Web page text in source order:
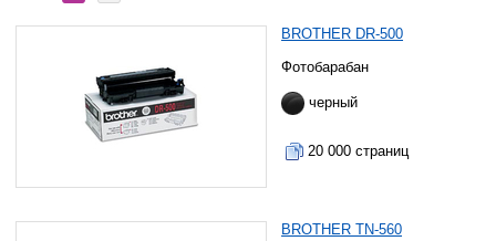
BROTHER DR-500
Фотобарабан
черный
20 000 страниц
BROTHER TN-560